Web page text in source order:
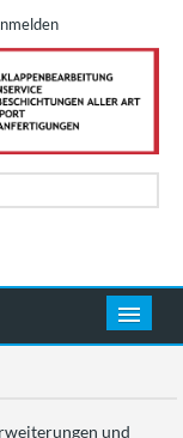
und